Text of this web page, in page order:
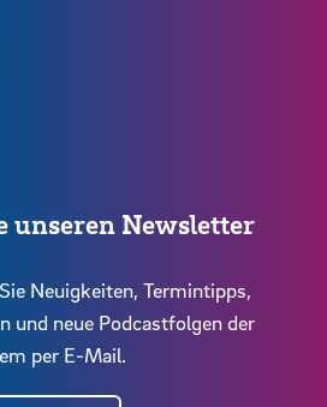
unseren Newsletter
Neuigkeiten, Termintipps,
und neue Podcastfolgen der
per E-Mail.